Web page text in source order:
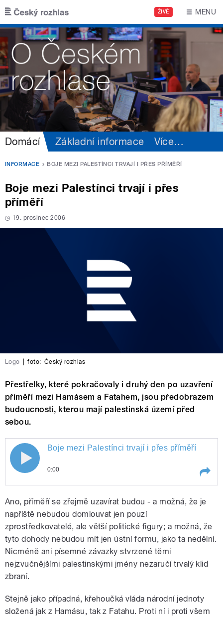
Přejít k hlavnímu obsahu
ŽIVĚ MENU
Domácí Základní informace Více…
INFORMACE BOJE MEZI PALESTÍNCI TRVAJÍ I PŘES PŘÍMĚŘÍ
Boje mezi Palestínci trvají i přes
příměří
19. prosinec 2006
Logo foto: Český rozhlas
Přestřelky, které pokračovaly i druhý den po uzavření
příměří mezi Hamásem a Fatahem, jsou předobrazem
budoucnosti, kterou mají palestinská území před
sebou.
Boje mezi Palestínci trvají i přes příměří
0:00
Ano, příměří se zřejmě uzavírat budou - a možná, že je
napříště nebudou domlouvat jen pouzí
zprostředkovatelé, ale větší politické figury; a možná, že
tyto dohody nebudou mít jen ústní formu, jako ta nedělní.
Nicméně ani písemné závazky stvrzené těmi
nejzvučnějšími palestinskými jmény nezaručí trvalý klid
zbraní.
Stejně jako případná, křehoučká vláda národní jednoty
složená jak z Hamásu, tak z Fatahu. Proti ní i proti všem